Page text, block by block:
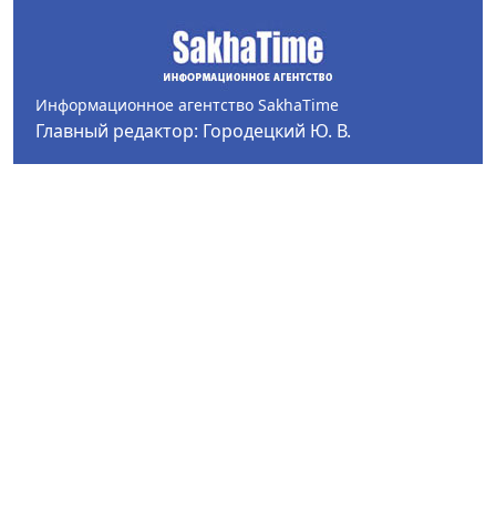
Информационное агентство SakhaTime
Главный редактор: Городецкий Ю. В.